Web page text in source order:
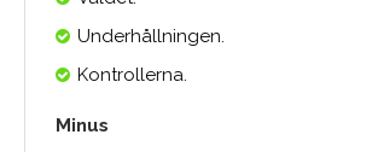
Underhållningen.
Kontrollerna.
Minus